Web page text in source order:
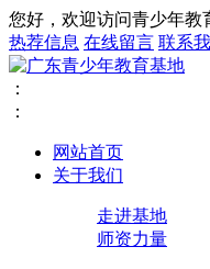
您好，欢迎访问青少年教
热荐信息 在线留言 联系
：
：
网站首页
关于我们
走进基地
师资力量